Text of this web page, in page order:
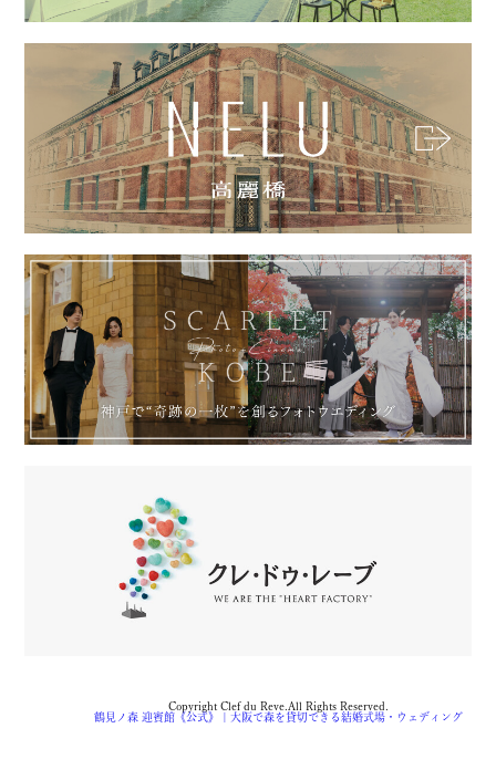
Copyright Clef du Reve.All Rights Reserved.
鶴見ノ森 迎賓館《公式》 | 大阪で森を貸切できる結婚式場・ウェディング